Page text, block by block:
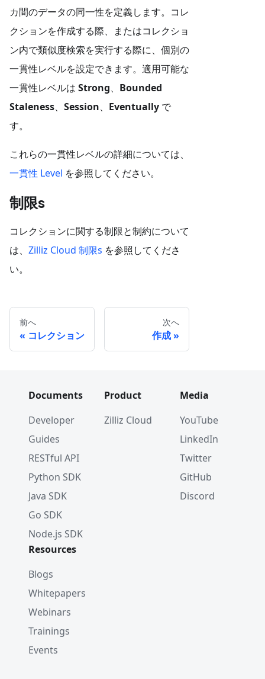
カ間のデータの同一性を定義します。コレ
クションを作成する際、またはコレクショ
ン内で類似度検索を実行する際に、個別の
一貫性レベルを設定できます。適用可能な
一貫性レベルは Strong、 Bounded
Staleness、 Session、 Eventually で
す。
これらの一貫性レベルの詳細については、
一貫性 Level を参照してください。
制限s
コレクションに関する制限と制約について
は、 Zilliz Cloud 制限s を参照してくださ
い。
前へ
コレクション
次へ
作成
Documents
Developer
Guides
RESTful API
Python SDK
Java SDK
Go SDK
Node.js SDK
Product
Zilliz Cloud
Media
YouTube
LinkedIn
Twitter
GitHub
Discord
Resources
Blogs
Whitepapers
Webinars
Trainings
Events